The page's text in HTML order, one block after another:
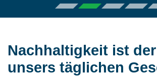
Nachhaltigkeit ist
unsers täglichen